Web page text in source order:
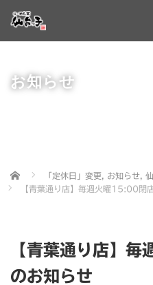
お知らせ
Home 「定休日」変更 お知らせ
【青葉通り店】毎週火曜15:00閉
【青葉通り店】
のお知らせ